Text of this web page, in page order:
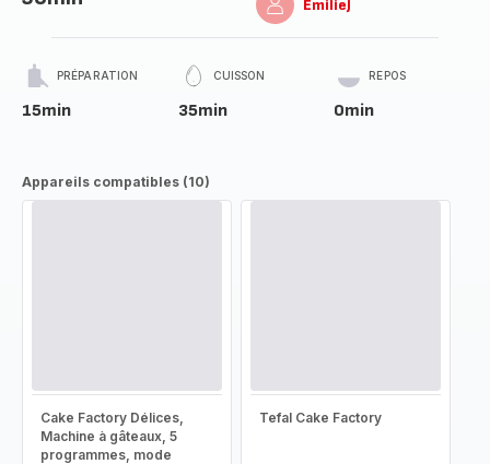
EmilieJ
PRÉPARATION
15min
CUISSON
35min
REPOS
0min
Appareils compatibles (10)
Cake Factory Délices,
Machine à gâteaux, 5
programmes, mode
Tefal Cake Factory